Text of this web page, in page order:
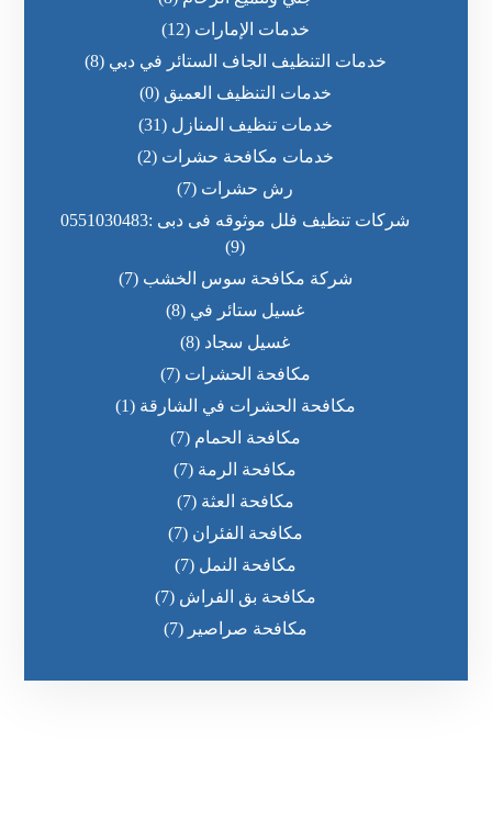
خدمات الإمارات (12)
خدمات التنظيف الجاف الستائر في دبي (8)
خدمات التنظيف العميق (0)
خدمات تنظيف المنازل (31)
خدمات مكافحة حشرات (2)
رش حشرات (7)
شركات تنظيف فلل موثوقه فى دبى :0551030483
(9)
شركة مكافحة سوس الخشب (7)
غسيل ستائر في (8)
غسيل سجاد (8)
مكافحة الحشرات (7)
مكافحة الحشرات في الشارقة (1)
مكافحة الحمام (7)
مكافحة الرمة (7)
مكافحة العثة (7)
مكافحة الفئران (7)
مكافحة النمل (7)
مكافحة بق الفراش (7)
مكافحة صراصير (7)